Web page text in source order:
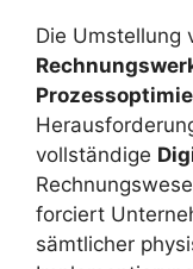
Die Umstellung
vollständige
forciert
sämtlicher